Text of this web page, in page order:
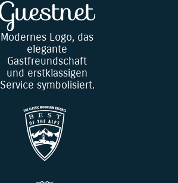
Modernes Logo, das
elegante
Gastfreundschaft
und erstklassigen
Service symbolisiert.